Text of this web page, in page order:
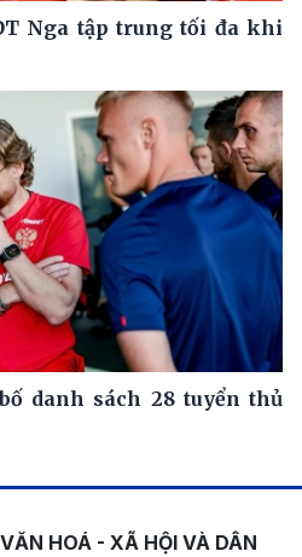
Nga tập trung tối đa khi
danh sách 28 tuyển thủ
HOÁ - XÃ HỘI VÀ DÂN